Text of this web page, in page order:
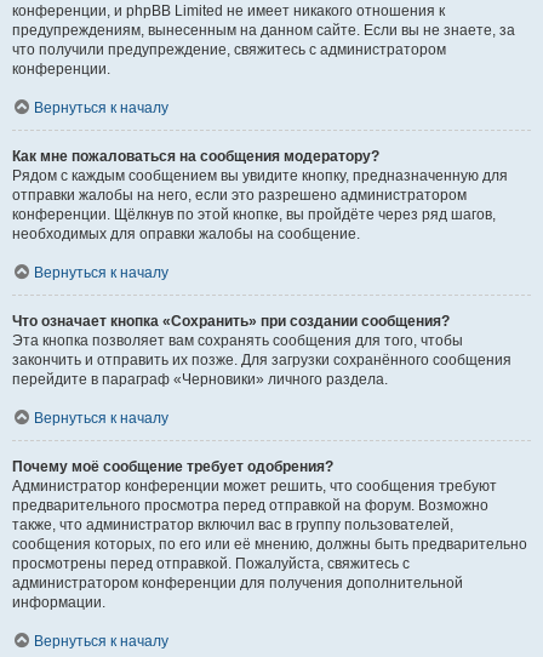
конференции, и phpBB Limited не имеет никакого отношения к
предупреждениям, вынесенным на данном сайте. Если вы не знаете, за
что получили предупреждение, свяжитесь с администратором
конференции.
Вернуться к началу
Как мне пожаловаться на сообщения модератору?
Рядом с каждым сообщением вы увидите кнопку, предназначенную для
отправки жалобы на него, если это разрешено администратором
конференции. Щёлкнув по этой кнопке, вы пройдёте через ряд шагов,
необходимых для оправки жалобы на сообщение.
Вернуться к началу
Что означает кнопка «Сохранить» при создании сообщения?
Эта кнопка позволяет вам сохранять сообщения для того, чтобы
закончить и отправить их позже. Для загрузки сохранённого сообщения
перейдите в параграф «Черновики» личного раздела.
Вернуться к началу
Почему моё сообщение требует одобрения?
Администратор конференции может решить, что сообщения требуют
предварительного просмотра перед отправкой на форум. Возможно
также, что администратор включил вас в группу пользователей,
сообщения которых, по его или её мнению, должны быть предварительно
просмотрены перед отправкой. Пожалуйста, свяжитесь с
администратором конференции для получения дополнительной
информации.
Вернуться к началу